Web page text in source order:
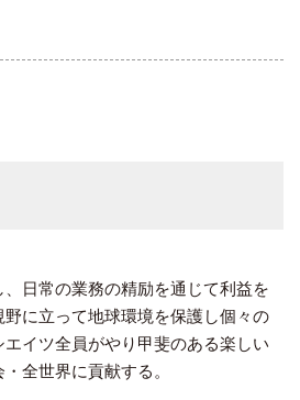
日常の業務の精励を通じて利益を
に立って地球環境を保護し個々の
イツ全員がやり甲斐のある楽しい
全世界に貢献する。